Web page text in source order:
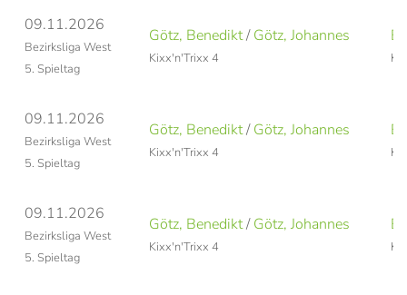
09.11.2026
Bezirksliga West
5. Spieltag
Götz, Benedikt/Götz, Johannes
Kixx'n'Trixx 4
09.11.2026
Bezirksliga West
5. Spieltag
Götz, Benedikt/Götz, Johannes
Kixx'n'Trixx 4
09.11.2026
Bezirksliga West
5. Spieltag
Götz, Benedikt/Götz, Johannes
Kixx'n'Trixx 4